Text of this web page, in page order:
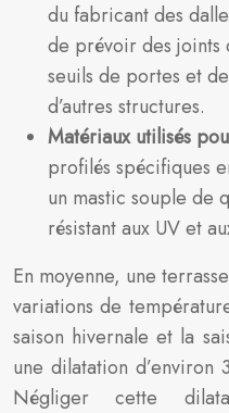
du fabricant des
de prévoir des joints
seuils de portes et
d’autres structures.
Matériaux utilisés
profilés spécifiques
un mastic souple de
résistant aux UV et
En moyenne, une
variations de
saison hivernale et la
une dilatation
Négliger cette